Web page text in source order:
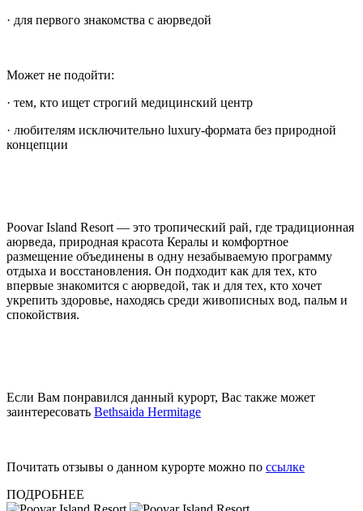
· для первого знакомства с аюрведой
Может не подойти:
· тем, кто ищет строгий медицинский центр
· любителям исключительно luxury-формата без природной
концепции
Poovar Island Resort — это тропический рай, где традиционная
аюрведа, природная красота Кералы и комфортное
размещение объединены в одну незабываемую программу
отдыха и восстановления. Он подходит как для тех, кто
впервые знакомится с аюрведой, так и для тех, кто хочет
укрепить здоровье, находясь среди живописных вод, пальм и
спокойствия.
Если Вам понравился данный курорт, Вас также может
заинтересовать Bethsaida Hermitage
Почитать отзывы о данном курорте можно по ссылке
ПОДРОБНЕЕ